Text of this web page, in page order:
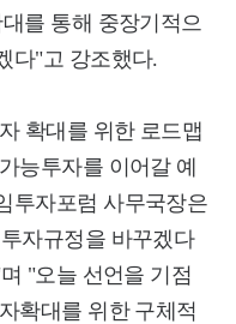
를 통해 중장기적으
다"고 강조했다.
확대를 위한 로드맵
능투자를 이어갈 예
투자포럼 사무국장은
자규정을 바꾸겠다
"오늘 선언을 기점
확대를 위한 구체적